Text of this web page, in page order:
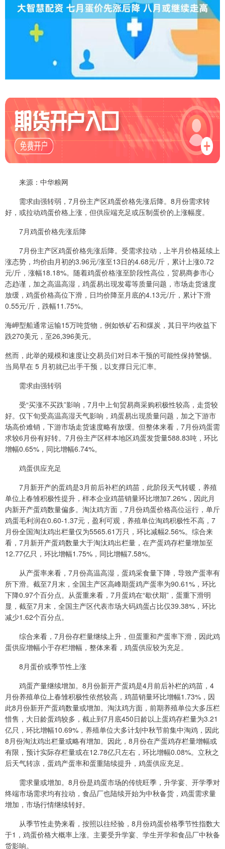
来源：中华粮网
需求由强转弱，7月份主产区鸡蛋价格先涨后降。8月份需求转
好，或拉动鸡蛋价格上涨，但供应端充足或压制蛋价的上涨幅度。
7月鸡蛋价格先涨后降
7月份主产区鸡蛋价格先涨后降。受需求拉动，上半月价格延续上
涨态势，均价由月初的3.96元/涨至13日的4.68元/斤，累计上涨0.72
元/斤，涨幅18.18%。随着鸡蛋价格涨至阶段性高位，贸易商参市心
态趋谨，加之高温高湿，鸡蛋易出现发霉等质量问题，市场走货速度
放缓，鸡蛋价格高位下滑，日均价降至月底的4.13元/斤，累计下滑
0.55元/斤，跌幅11.75%。
海岬型船通常运输15万吨货物，例如铁矿石和煤炭，其日平均收益下
跌270美元，至26,396美元。
然而，此举的规模和速度让交易员们对日本干预的可能性保持警惕。
当局早在 5 月初就已出手干预，以支撑日元汇率。
需求由强转弱
受“买涨不买跌”影响，7月中上旬贸易商采购积极性较高，走货较
好。仅下旬受高温高湿天气影响，鸡蛋易出现质量问题，加之下游市
场高价难销，下游市场走货速度略有放缓。但整体来看，7月份鸡蛋需
求较6月份有好转。7月份主产区样本地区鸡蛋发货量588.83吨，环比
增幅0.65%，同比增幅6.74%。
鸡蛋供应充足
7月新开产的蛋鸡是3月前后补栏的鸡苗，此阶段天气转暖，养殖
单位上春雏积极性提升，样本企业鸡苗销量环比增加7.26%，因此月
内新开产蛋鸡数量偏多。淘汰鸡方面，7月份鸡蛋价格高位运行，单斤
鸡蛋毛利润在0.60-1.37元，盈利可观，养殖单位淘鸡积极性不高，7
月份全国淘汰鸡出栏量仅为5565.61万只，环比减幅2.56%。综合来
看，7月新开产蛋鸡数量大于淘汰鸡出栏量，在产蛋鸡存栏量增加至
12.77亿只，环比增幅1.75%，同比增幅7.58%。
从产蛋率来看，7月份高温高湿，蛋鸡采食量下降，导致产蛋率有
所下滑。截至7月末，全国主产区高峰期蛋鸡产蛋率为90.61%，环比
下降0.97个百分点。从蛋重来看，7月蛋鸡在“歇伏期”，蛋重下滑明
显，截至7月末，全国主产区代表市场大码鸡蛋占比仅39.38%，环比
减少1.62个百分点。
综合来看，7月份存栏量继续上升，但蛋重和产蛋率下滑，因此鸡
蛋供应增幅小于存栏增幅，整体来看，鸡蛋供应较为充足。
8月蛋价或季节性上涨
鸡蛋产量继续增加。8月份新开产蛋鸡是4月前后补栏的鸡苗，4
月份养殖单位上春雏积极性依然较高，鸡苗销量环比增幅1.73%，因
此8月份新开产蛋鸡数量或增加。淘汰鸡方面，前期养殖单位大多压栏
惜售，大日龄蛋鸡较多，截止到7月底450日龄以上蛋鸡存栏量为3.21
亿只，环比增幅10.69%，养殖单位大多计划中秋节前集中淘鸡，因此
8月份淘汰鸡出栏量或略有增加。因此，8月份在产蛋鸡存栏量增幅或
有限，预计实际存栏量或在12.78亿只左右，环比增幅0.08%。立秋之
后天气转凉，蛋鸡产蛋率和蛋重陆续提升，鸡蛋供应充足。
需求量或增加。8月份是鸡蛋市场的传统旺季，升学宴、开学季对
终端市场需求均有拉动，食品厂也陆续开始为中秋备货，鸡蛋需求量
增加，市场行情继续转好。
从季节性走势来看，按照以往经验，8月份鸡蛋价格季节性指数大
于1，鸡蛋价格大概率上涨。主要受升学宴、学生开学和食品厂中秋备
货影响。